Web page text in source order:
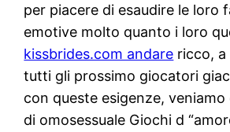
per piacere di esaudire le loro
emotive molto quanto i loro
kissbrides.com andare ricco, a
tutti gli prossimo giocatori
con queste esigenze,
di omosessuale Giochi d